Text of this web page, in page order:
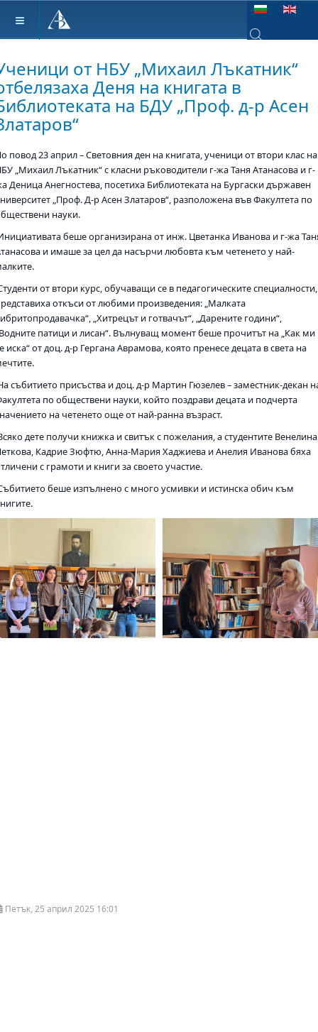
Изберете език
Type 2 or more
от НБУ „Михаил Лъкатник“
Деня на книгата в
на БДУ „Проф. д-р Асен
повод 23 април – Световния ден на книгата, ученици от втори клас на
„Михаил Лъкатник“ с класни ръководители г-жа Таня Атанасова и г-
Деница Анегностева, посетиха Библиотеката на Бургаски държавен
„Проф. Д-р Асен Златаров“, разположена във Факултета по
науки.
беше организирана от инж. Цветанка Иванова и г-жа
и имаше за цел да насърчи любовта към четенето у най-
от втори курс, обучаващи се в педагогическите специалности,
откъси от любими произведения: „Малката
„Хитрецът и готвачът“, „Дарените години“,
патици и лисан“. Вълнуващ момент беше прочитът на „Как ми
иска“ от доц. д-р Гергана Аврамова, която пренесе децата в света на
събитието присъства и доц. д-р Мартин Гюзелев – заместник-декан
по обществени науки, който поздрави децата и подчерта
на четенето още от най-ранна възраст.
дете получи книжка и свитък с пожелания, а студентите Венелина
Кадрие Зюфтю, Анна-Мария Хаджиева и Анелия Иванова бяха
с грамоти и книги за своето участие.
беше изпълнено с много усмивки и истинска обич към
Петък, 25 април 2025 16:01